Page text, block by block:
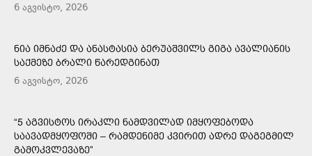
6 აგვისტო, 2026
ᲜᲘᲐ ᲘᲛᲜᲐᲫᲔ ᲓᲐ ᲐᲜᲐᲡᲢᲐᲡᲘᲐ ᲑᲔᲠᲣᲐᲨᲕᲘᲚᲡ ᲒᲘᲒᲐ ᲐᲕᲐᲚᲘᲐᲜᲘᲡ
ᲡᲐᲥᲛᲔᲖᲔ ᲑᲠᲐᲚᲘ ᲬᲐᲠᲔᲓᲒᲘᲜᲐᲗ
6 აგვისტო, 2026
“5 ᲐᲒᲕᲘᲡᲢᲝᲡ ᲘᲠᲐᲙᲚᲘ ᲜᲐᲛᲓᲕᲘᲚᲐᲓ ᲘᲛᲧᲝᲤᲔᲑᲝᲓᲐ
ᲡᲐᲐᲕᲐᲓᲛᲧᲝᲤᲝᲨᲘ – ᲠᲐᲛᲓᲔᲜᲘᲛᲔ ᲙᲕᲘᲠᲘᲗ ᲐᲓᲠᲔ ᲓᲐᲒᲔᲒᲛᲘᲚ
ᲒᲐᲛᲝᲙᲕᲚᲔᲕᲐᲖᲔ”